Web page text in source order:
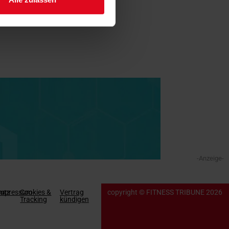
-Anzeige-
Cookies &
Tracking
Vertrag
kündigen
copyright © FITNESS TRIBUNE 2026